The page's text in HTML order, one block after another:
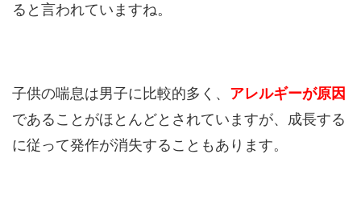
ると言われていますね。
子供の喘息は男子に比較的多く、 アレルギーが原因
であることがほとんどとされていますが、成長する
に従って発作が消失することもあります。